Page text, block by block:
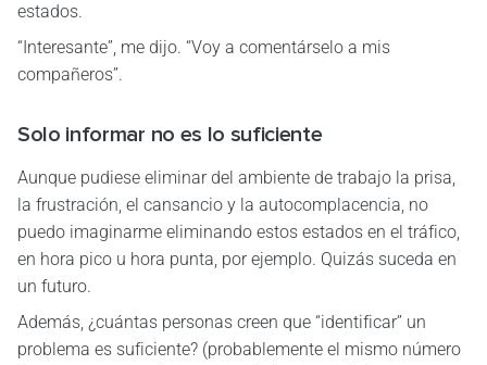
estados.
“Interesante”, me dijo. “Voy a comentárselo a mis
compañeros”.
Solo informar no es lo suficiente
Aunque pudiese eliminar del ambiente de trabajo la prisa,
la frustración, el cansancio y la autocomplacencia, no
puedo imaginarme eliminando estos estados en el tráfico,
en hora pico u hora punta, por ejemplo. Quizás suceda en
un futuro.
Además, ¿cuántas personas creen que “identificar” un
problema es suficiente? (probablemente el mismo número